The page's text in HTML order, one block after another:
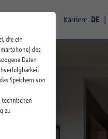
NewsNachhaltigkeit
Qualitätsprinzip
Kooperationen und
Karriere DE
die ein
des
Daten
Speichern von
zu